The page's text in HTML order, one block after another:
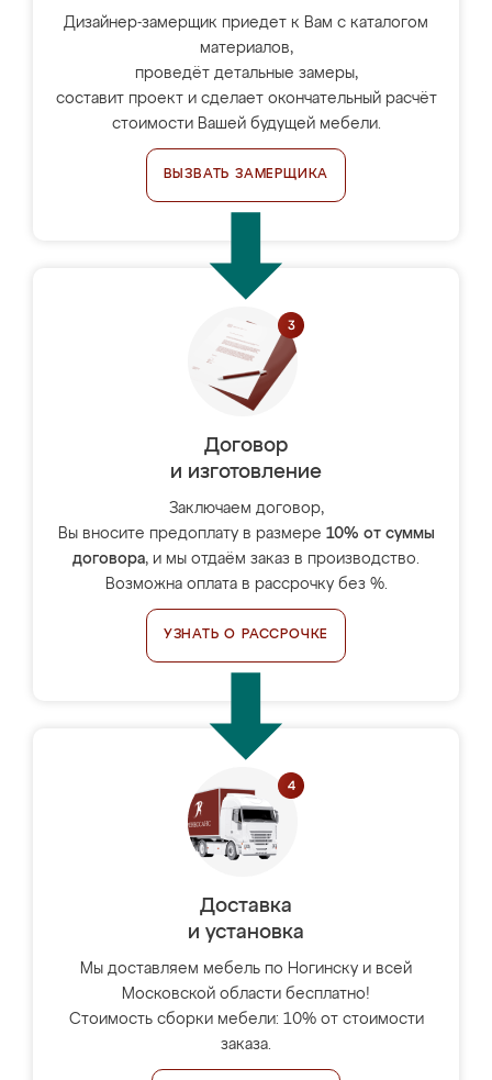
Дизайнер-замерщик приедет к Вам с каталогом
материалов,
проведёт детальные замеры,
составит проект и сделает окончательный расчёт
стоимости Вашей будущей мебели.
ВЫЗВАТЬ ЗАМЕРЩИКА
Договор
и изготовление
Заключаем договор,
Вы вносите предоплату в размере 10% от суммы
договора, и мы отдаём заказ в производство.
Возможна оплата в рассрочку без %.
УЗНАТЬ О РАССРОЧКЕ
Доставка
и установка
Мы доставляем мебель по Ногинску и всей
Московской области бесплатно!
Стоимость сборки мебели: 10% от стоимости
заказа.